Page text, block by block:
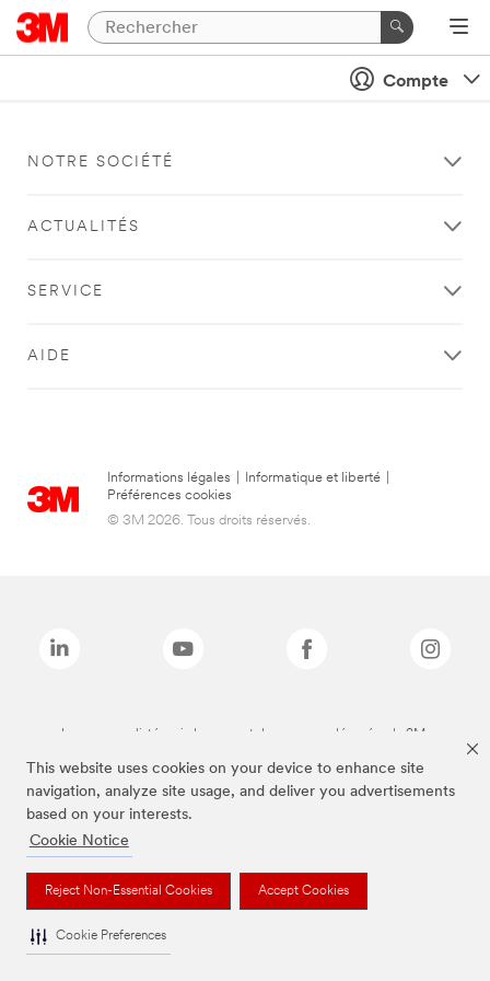
This website uses cookies on your device to enhance site
navigation, analyze site usage, and deliver you advertisements
based on your interests.
Cookie Notice
Reject Non-Essential Cookies Accept Cookies
Cookie Preferences
Compte
NOTRE SOCIÉTÉ
ACTUALITÉS
SERVICE
AIDE
Informations légales Informatique et liberté
Préférences cookies
© 3M 2026. Tous droits réservés.
Les marques listées ci-dessus sont des marques déposées de 3M.